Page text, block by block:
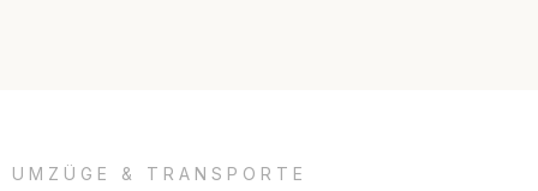
UMZÜGE & TRANSPORTE